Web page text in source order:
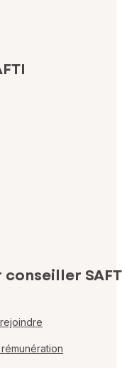
conseiller